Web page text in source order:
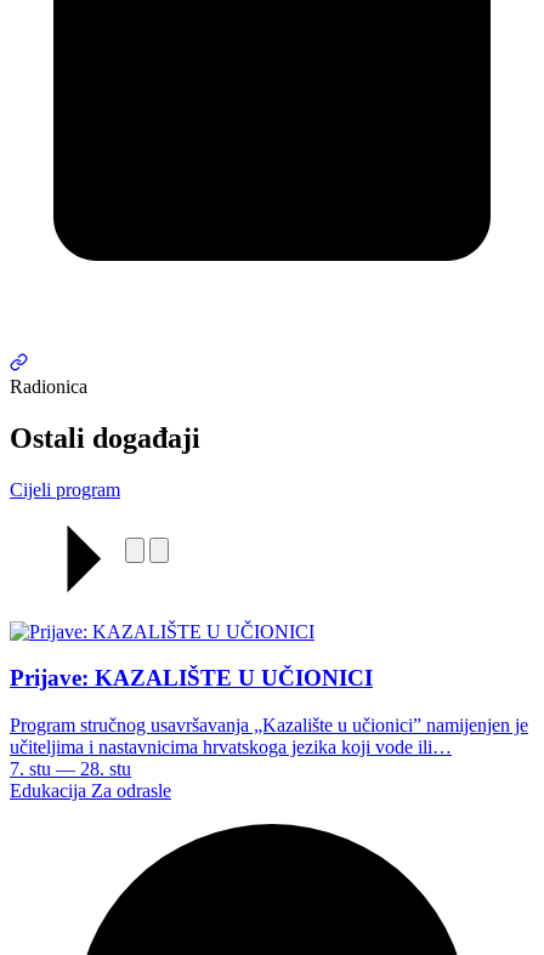
Radionica
Ostali događaji
Cijeli program
Prijave: KAZALIŠTE U UČIONICI
Program stručnog usavršavanja „Kazalište u učionici” namijenjen je
učiteljima i nastavnicima hrvatskoga jezika koji vode ili…
7. stu — 28. stu
Edukacija Za odrasle